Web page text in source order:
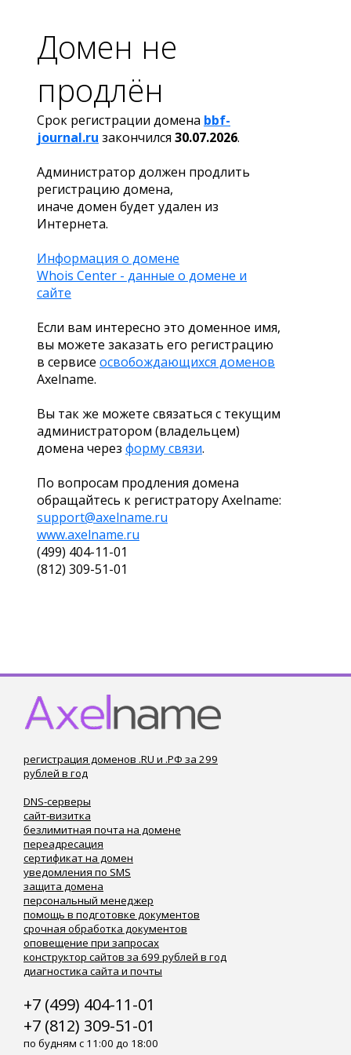
Домен не
продлён
Срок регистрации домена bbf-
journal.ru закончился 30.07.2026.
Администратор должен продлить
регистрацию домена,
иначе домен будет удален из
Интернета.
Информация о домене
Whois Center - данные о домене и
сайте
Если вам интересно это доменное имя,
вы можете заказать его регистрацию
в сервисе освобождающихся доменов
Axelname.
Вы так же можете связаться с текущим
администратором (владельцем)
домена через форму связи.
По вопросам продления домена
обращайтесь к регистратору Axelname:
support@axelname.ru
www.axelname.ru
(499) 404-11-01
(812) 309-51-01
регистрация доменов .RU и .РФ за 299
рублей в год
DNS-серверы
сайт-визитка
безлимитная почта на домене
переадресация
сертификат на домен
уведомления по SMS
защита домена
персональный менеджер
помощь в подготовке документов
срочная обработка документов
оповещение при запросах
конструктор сайтов за 699 рублей в год
диагностика сайта и почты
+7 (499) 404-11-01
+7 (812) 309-51-01
по будням с 11:00 до 18:00